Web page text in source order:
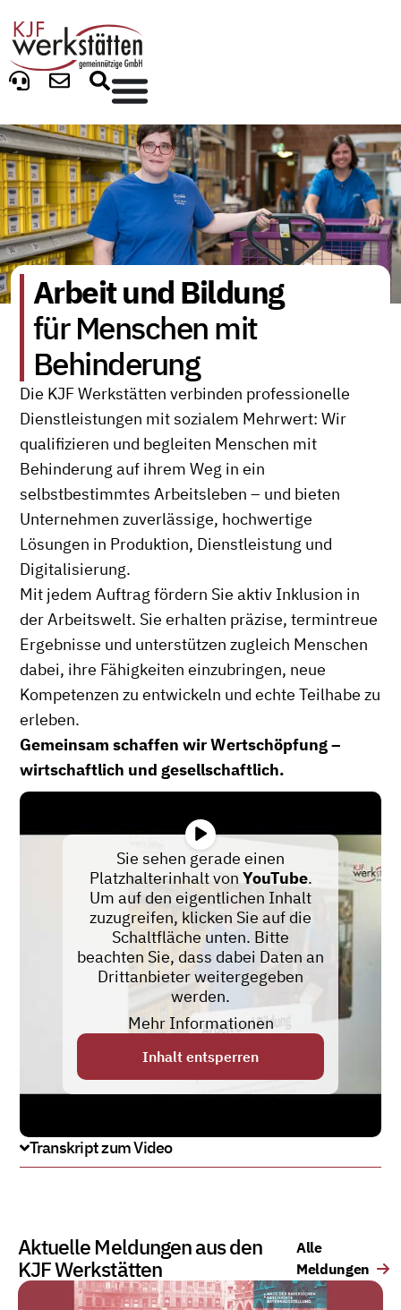
Arbeit und Bildung
für Menschen mit
Behinderung
Die KJF Werkstätten verbinden professionelle
Dienstleistungen mit sozialem Mehrwert: Wir
qualifizieren und begleiten Menschen mit
Behinderung auf ihrem Weg in ein
selbstbestimmtes Arbeitsleben – und bieten
Unternehmen zuverlässige, hochwertige
Lösungen in Produktion, Dienstleistung und
Digitalisierung.
Mit jedem Auftrag fördern Sie aktiv Inklusion in
der Arbeitswelt. Sie erhalten präzise, termintreue
Ergebnisse und unterstützen zugleich Menschen
dabei, ihre Fähigkeiten einzubringen, neue
Kompetenzen zu entwickeln und echte Teilhabe zu
erleben.
Gemeinsam schaffen wir Wertschöpfung –
wirtschaftlich und gesellschaftlich.
Sie sehen gerade einen
Platzhalterinhalt vonYouTube.
Um auf den eigentlichen Inhalt
zuzugreifen, klicken Sie auf die
Schaltfläche unten. Bitte
beachten Sie, dass dabei Daten an
Drittanbieter weitergegeben
werden.
Mehr Informationen
Inhalt entsperren
Transkript zum Video
Aktuelle Meldungen aus den
KJF Werkstätten
Alle
Meldungen